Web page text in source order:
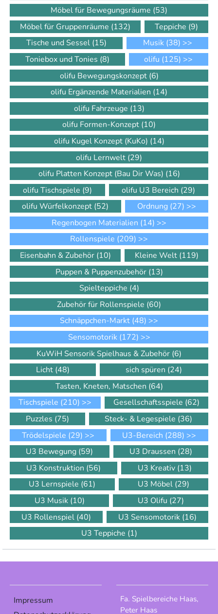
Möbel für Bewegungsräume (53)
Möbel für Gruppenräume (132) Teppiche (9)
Tische und Sessel (15) Musik (38) >>
Toniebox und Tonies (8) olifu (125) >>
olifu Bewegungskonzept (6)
olifu Ergänzende Materialien (14)
olifu Fahrzeuge (13)
olifu Formen-Konzept (10)
olifu Kugel Konzept (KuKo) (14)
olifu Lernwelt (29)
olifu Platten Konzept (Bau Dir Was) (16)
olifu Tischspiele (9) olifu U3 Bereich (29)
olifu Würfelkonzept (52) Ordnung (27) >>
Regenbogen Materialien (14) >>
Rollenspiele (209) >>
Eisenbahn & Zubehör (10) Kleine Welt (119)
Puppen & Puppenzubehör (13)
Spielteppiche (4)
Zubehör für Rollenspiele (60)
Schnäppchen-Markt (48) >>
Sensomotorik (172) >>
KuWiH Sensorik Spielhaus & Zubehör (6)
Licht (48) sich spüren (24)
Tasten, Kneten, Matschen (64)
Tischspiele (210) >> Gesellschaftsspiele (62)
Puzzles (75) Steck- & Legespiele (36)
Trödelspiele (29) >> U3-Bereich (288) >>
U3 Bewegung (59) U3 Draussen (28)
U3 Konstruktion (56) U3 Kreativ (13)
U3 Lernspiele (61) U3 Möbel (29)
U3 Musik (10) U3 Olifu (27)
U3 Rollenspiel (40) U3 Sensomotorik (16)
U3 Teppiche (1)
Impressum
Fa. Spielbereiche Haas,
Peter Haas